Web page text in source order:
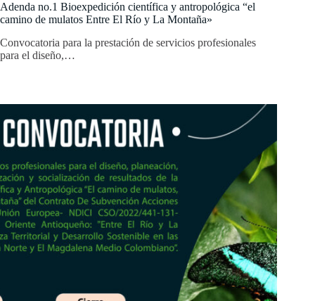
Adenda no.1 Bioexpedición científica y antropológica “el
camino de mulatos Entre El Río y La Montaña»
Convocatoria para la prestación de servicios profesionales
para el diseño,…